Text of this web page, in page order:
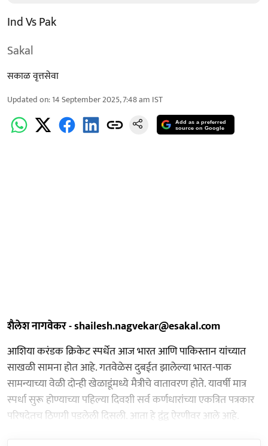
Ind Vs Pak
Sakal
सकाळ वृत्तसेवा
Updated on:14 September 2025, 7:48 am IST
Add as a preferred
source on Google
शैलेश नागवेकर - shailesh.nagvekar@esakal.com
आशिया करंडक क्रिकेट स्पर्धेत आज भारत आणि पाकिस्तान यांच्यात
साखळी सामना होत आहे. गतवेळेस दुबईत झालेल्या भारत-पाक
सामन्याच्या वेळी दोन्ही खेळाडूंमध्ये मैत्रीचे वातावरण होते. यावर्षी मात्र
स्पर्धा सुरू होण्याच्या पहिल्या दिवशी सर्व कर्णधारांच्या एकत्रित पत्रकार
परिषदेतच ठिणगी पडलेली दिसली. आता हे द्वंद्व ऐरणीवर आले आहे.